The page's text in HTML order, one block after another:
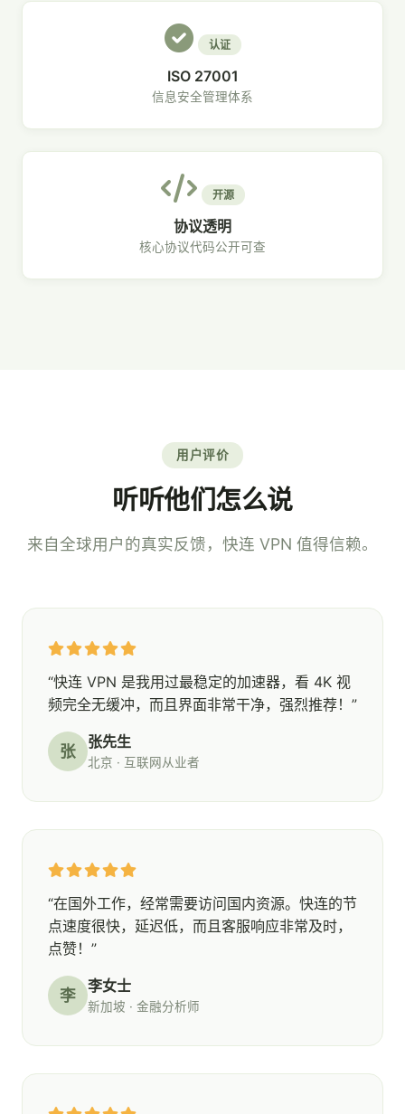
认证
ISO 27001
信息安全管理体系
开源
协议透明
核心协议代码公开可查
用户评价
听听他们怎么说
来自全球用户的真实反馈，快连 VPN 值得信赖。
“快连 VPN 是我用过最稳定的加速器，看 4K 视
频完全无缓冲，而且界面非常干净，强烈推荐！”
张 张先生
北京 · 互联网从业者
“在国外工作，经常需要访问国内资源。快连的节
点速度很快，延迟低，而且客服响应非常及时，
点赞！”
李 李女士
新加坡 · 金融分析师